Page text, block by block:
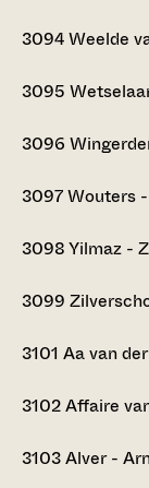
3094Weelde
3095
3096
3097Wouters
3098Yilmaz -
3099
3101 Aa van
3102Affaire
3103Alver -